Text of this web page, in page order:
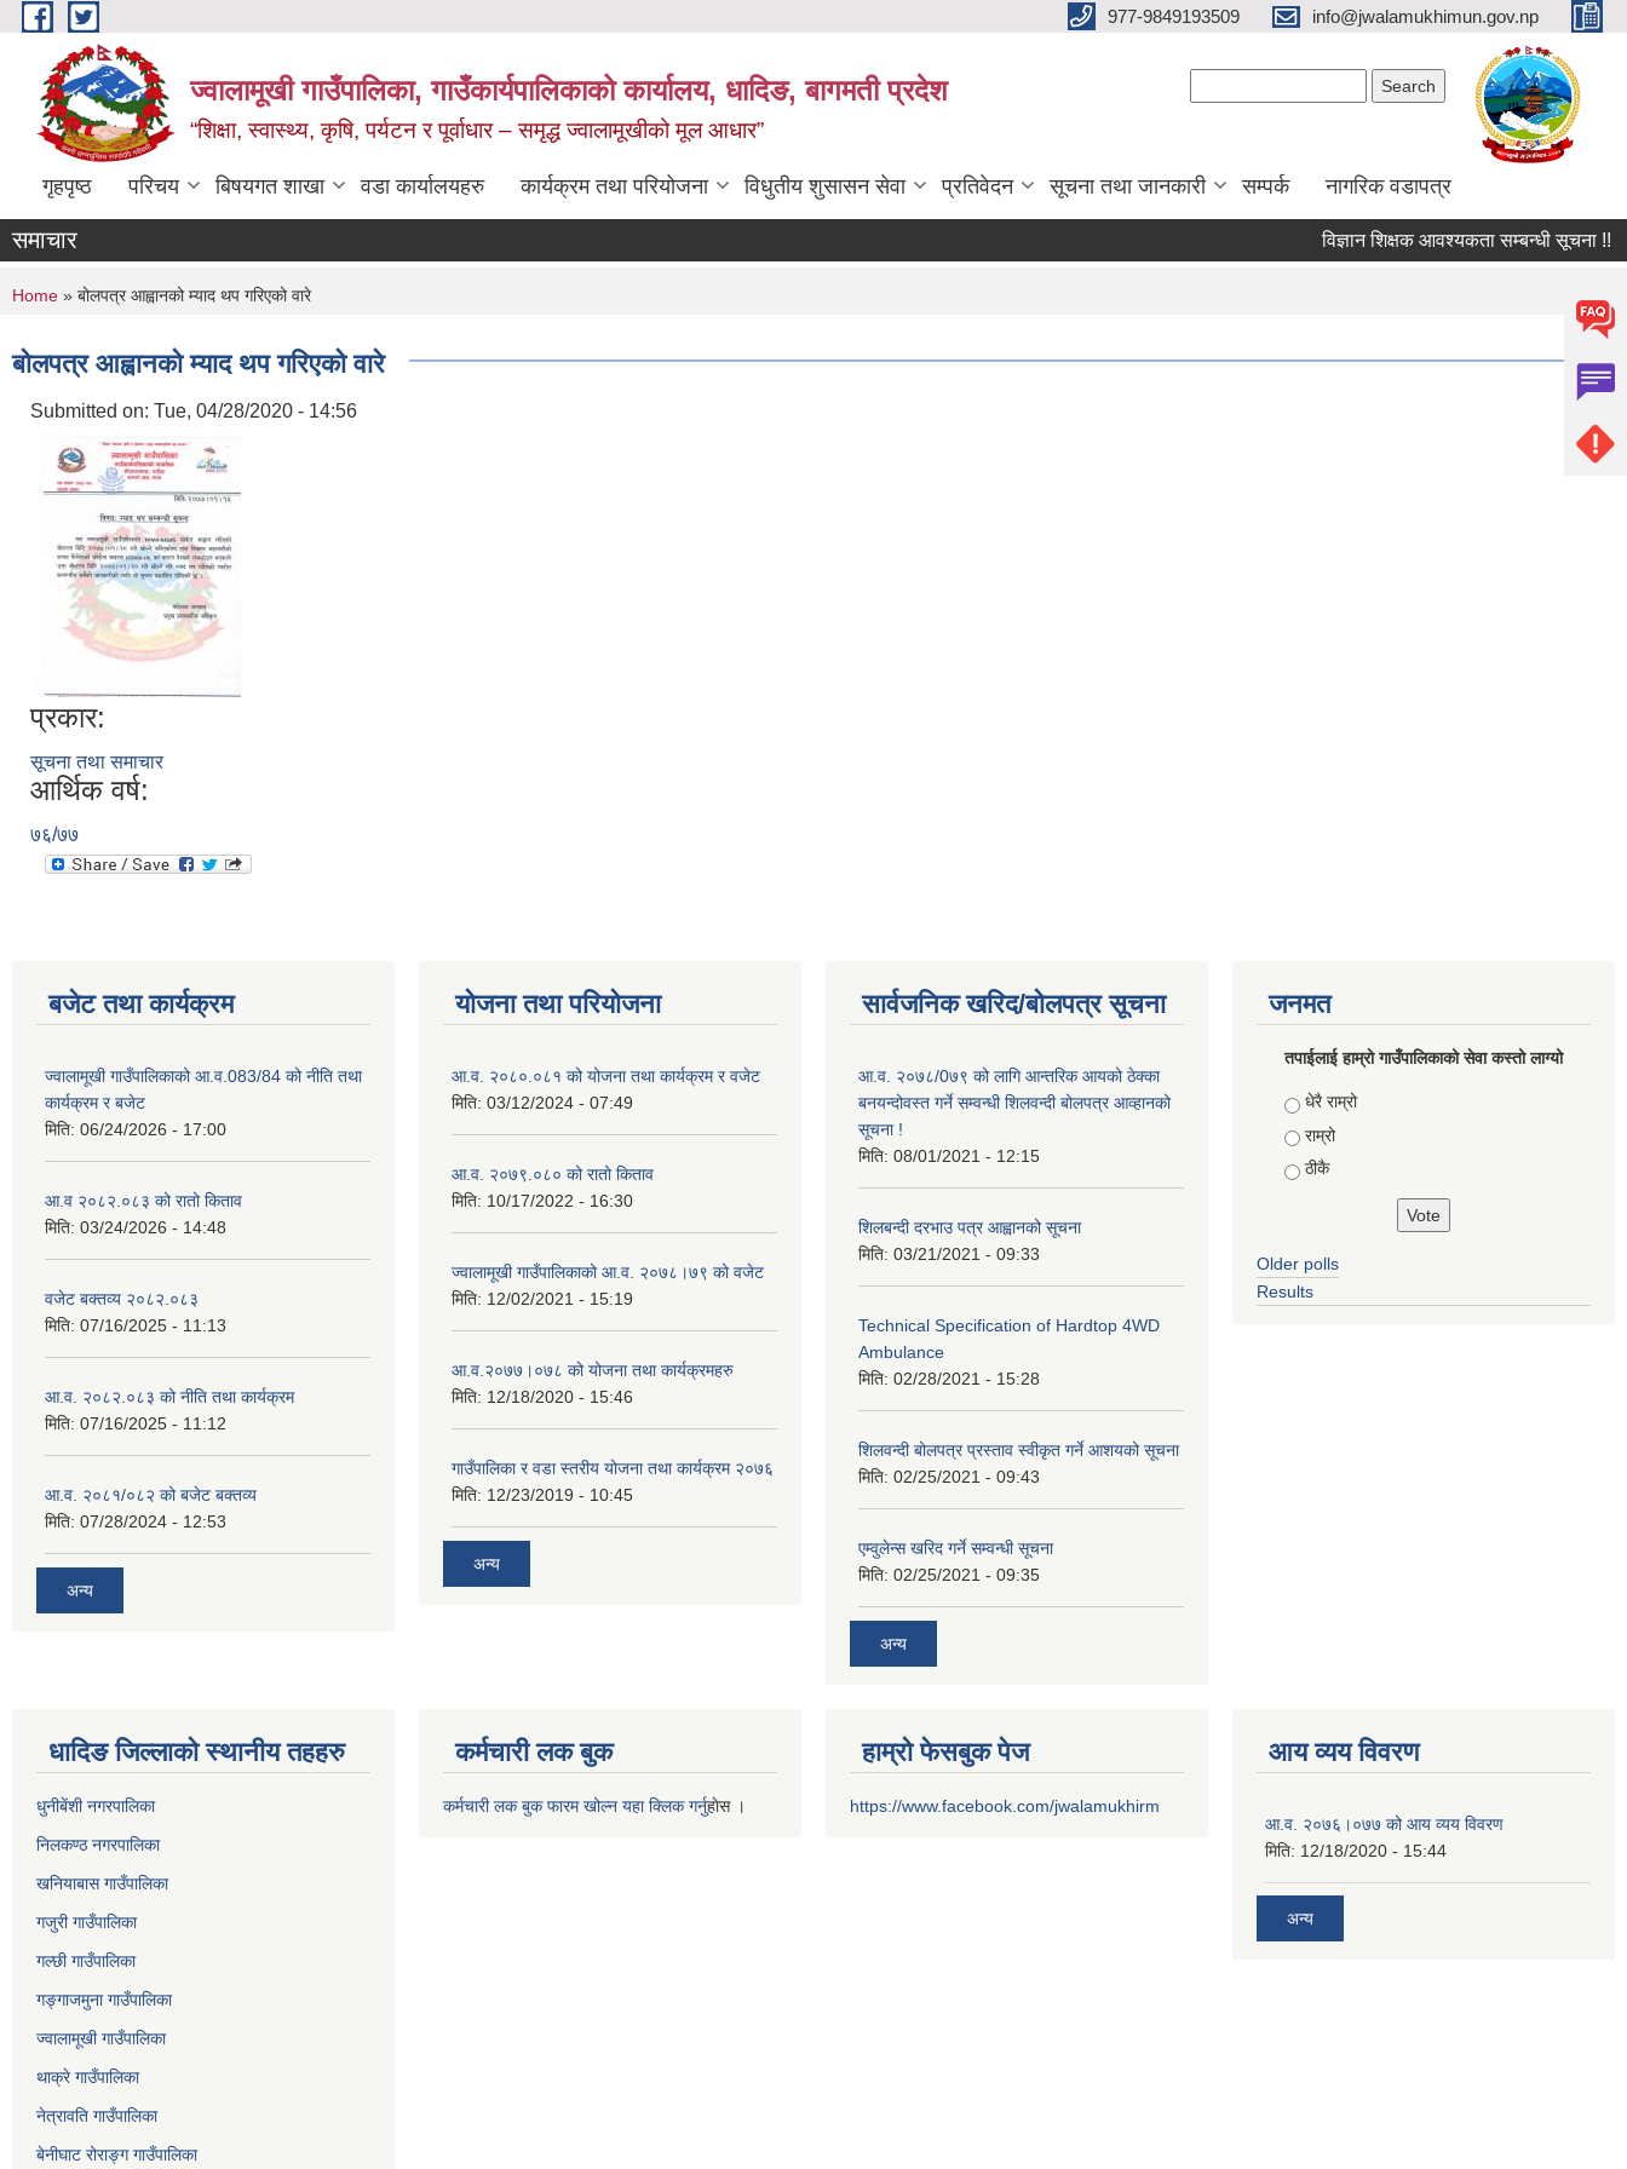
Skip to main content 977-9849193509 info@jwalamukhimun.gov.np
ज्वालामूखी गाउँपालिका, गाउँकार्यपालिकाको कार्यालय, धादिङ, बागमती प्रदेश
“शिक्षा, स्वास्थ्य, कृषि, पर्यटन र पूर्वाधार – समृद्ध ज्वालामूखीको मूल आधार”
गृहपृष्ठ परिचय बिषयगत शाखा वडा कार्यालयहरु कार्यक्रम तथा परियोजना विधुतीय शुसासन सेवा प्रतिवेदन सूचना तथा जानकारी सम्पर्क नागरिक वडापत्र
समाचार विज्ञान शिक्षक आवश्यकता सम्बन्धी सूचना !!
You are here
Home » बोलपत्र आह्वानको म्याद थप गरिएको वारे
बोलपत्र आह्वानको म्याद थप गरिएको वारे
Submitted on: Tue, 04/28/2020 - 14:56
प्रकार:
सूचना तथा समाचार
आर्थिक वर्ष:
७६/७७
बजेट तथा कार्यक्रम
ज्वालामूखी गाउँपालिकाको आ.व.083/84 को नीति तथा
कार्यक्रम र बजेट
मिति: 06/24/2026 - 17:00
आ.व २०८२.०८३ को रातो किताव
मिति: 03/24/2026 - 14:48
वजेट बक्तव्य २०८२.०८३
मिति: 07/16/2025 - 11:13
आ.व. २०८२.०८३ को नीति तथा कार्यक्रम
मिति: 07/16/2025 - 11:12
आ.व. २०८१/०८२ को बजेट बक्तव्य
मिति: 07/28/2024 - 12:53
अन्य
योजना तथा परियोजना
आ.व. २०८०.०८१ को योजना तथा कार्यक्रम र वजेट
मिति: 03/12/2024 - 07:49
आ.व. २०७९.०८० को रातो किताव
मिति: 10/17/2022 - 16:30
ज्वालामूखी गाउँपालिकाको आ.व. २०७८।७९ को वजेट
मिति: 12/02/2021 - 15:19
आ.व.२०७७।०७८ को योजना तथा कार्यक्रमहरु
मिति: 12/18/2020 - 15:46
गाउँपालिका र वडा स्तरीय योजना तथा कार्यक्रम २०७६
मिति: 12/23/2019 - 10:45
अन्य
सार्वजनिक खरिद/बोलपत्र सूचना
आ.व. २०७८/0७९ को लागि आन्तरिक आयको ठेक्का
बनयन्दोवस्त गर्ने सम्वन्धी शिलवन्दी बोलपत्र आव्हानको
सूचना !
मिति: 08/01/2021 - 12:15
शिलबन्दी दरभाउ पत्र आह्वानको सूचना
मिति: 03/21/2021 - 09:33
Technical Specification of Hardtop 4WD
Ambulance
मिति: 02/28/2021 - 15:28
शिलवन्दी बोलपत्र प्रस्ताव स्वीकृत गर्ने आशयको सूचना
मिति: 02/25/2021 - 09:43
एम्वुलेन्स खरिद गर्ने सम्वन्धी सूचना
मिति: 02/25/2021 - 09:35
अन्य
जनमत
तपाईलाई हाम्रो गाउँपालिकाको सेवा कस्तो लाग्यो
Choices
धेरै राम्रो
राम्रो
ठीकै
Older polls
Results
धादिङ जिल्लाकाे स्थानीय तहहरु
धुनीबेंशी नगरपालिका
निलकण्ठ नगरपालिका
खनियाबास गाउँपालिका
गजुरी गाउँपालिका
गल्छी गाउँपालिका
गङ्गाजमुना गाउँपालिका
ज्वालामूखी गाउँपालिका
थाक्रे गाउँपालिका
नेत्रावति गाउँपालिका
बेनीघाट रोराङ्ग गाउँपालिका
कर्मचारी लक बुक
कर्मचारी लक बुक फारम खोल्न यहा क्लिक गर्नुहाेस ।
हाम्रो फेसबुक पेज
https://www.facebook.com/jwalamukhirm
आय व्यय विवरण
आ.व. २०७६।०७७ को आय व्यय विवरण
मिति: 12/18/2020 - 15:44
अन्य